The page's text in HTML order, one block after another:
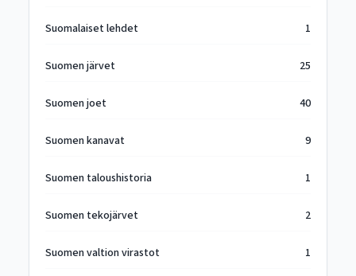
Suomalaiset lehdet 1
Suomen järvet 25
Suomen joet 40
Suomen kanavat 9
Suomen taloushistoria 1
Suomen tekojärvet 2
Suomen valtion virastot 1